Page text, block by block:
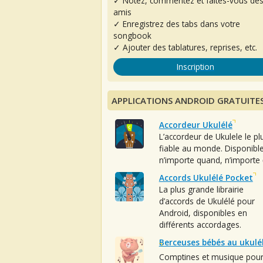
amis
✓ Enregistrez des tabs dans votre
songbook
✓ Ajouter des tablatures, reprises, etc.
Inscription
APPLICATIONS ANDROID
Accordeur Ukulélé
L’accordeur de Ukulele le
fiable au monde. Disponible
n’importe quand, n’importe
Accords Ukulélé Pocket
La plus grande librairie
d’accords de Ukulélé pour
Android, disponibles en
différents accordages.
Berceuses bébés au
Comptines et musique pour